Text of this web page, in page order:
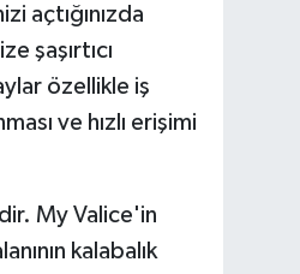
açtığınızda
şaşırtıcı
özellikle iş
ve hızlı erişimi
My Valice'in
kalabalık